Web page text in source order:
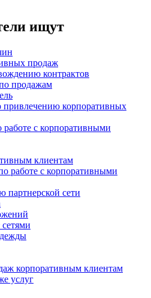
ищут
продаж
контрактов
продажам
привлечению корпоративных
с корпоративными
клиентам
работе с корпоративными
партнерской сети
корпоративным клиентам
услуг